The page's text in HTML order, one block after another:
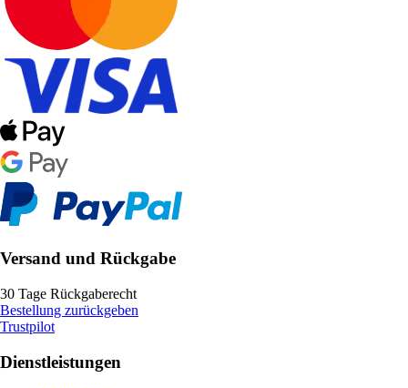
Versand und Rückgabe
30 Tage Rückgaberecht
Bestellung zurückgeben
Trustpilot
Dienstleistungen